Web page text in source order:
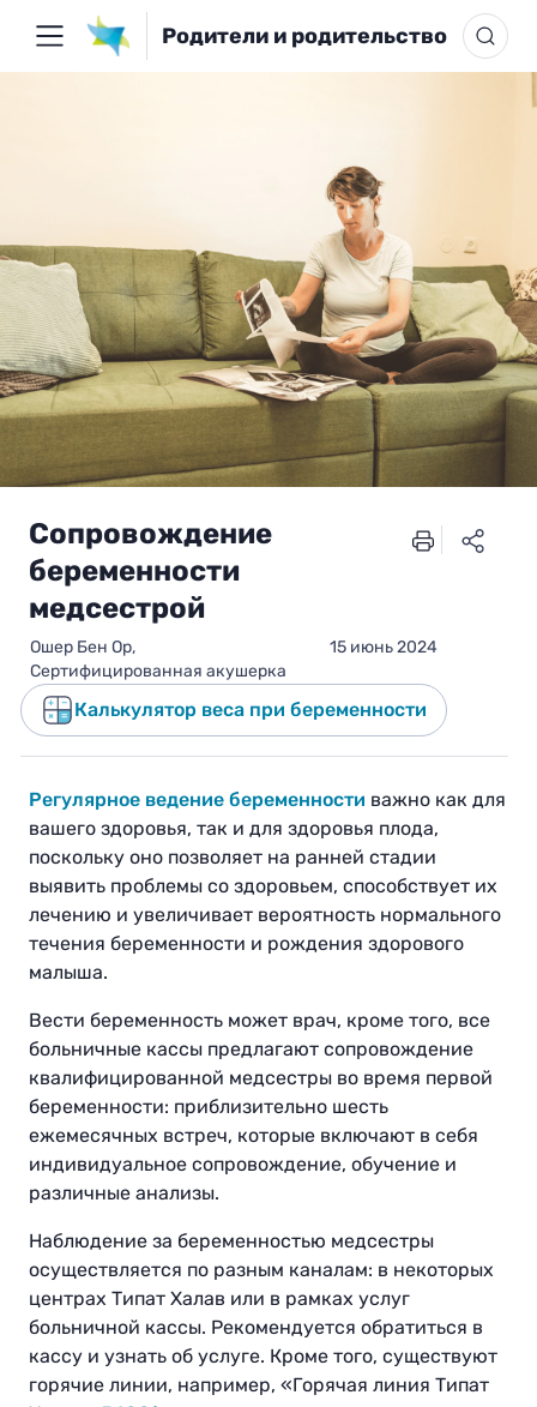
Родители и родительство
Сопровождение
беременности
медсестрой
Oшер Бен Ор,
Сертифицированная акушерка
15 июнь 2024
Калькулятор веса при беременности
Регулярное ведение беременности важно как для
вашего здоровья, так и для здоровья плода,
поскольку оно позволяет на ранней стадии
выявить проблемы со здоровьем, способствует их
лечению и увеличивает вероятность нормального
течения беременности и рождения здорового
малыша.
Вести беременность может врач, кроме того, все
больничные кассы предлагают сопровождение
квалифицированной медсестры во время первой
беременности: приблизительно шесть
ежемесячных встреч, которые включают в себя
индивидуальное сопровождение, обучение и
различные анализы.
Наблюдение за беременностью медсестры
осуществляется по разным каналам: в некоторых
центрах Типат Халав или в рамках услуг
больничной кассы. Рекомендуется обратиться в
кассу и узнать об услуге. Кроме того, существуют
горячие линии, например, «Горячая линия Типат